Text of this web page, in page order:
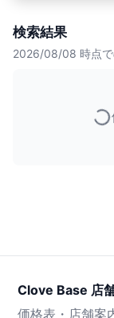
検索結果
2026/08/08 時点
Clove Base 店
価格表・店舗案